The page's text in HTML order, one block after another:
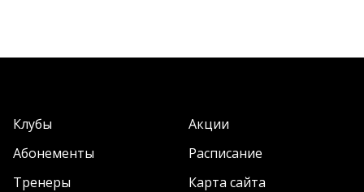
Клубы
Акции
Абонементы
Расписание
Тренеры
Карта сайта